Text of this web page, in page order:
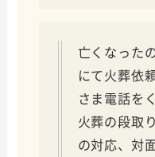
亡くなった
にて火葬依
さま電話を
火葬の段取
の対応、対